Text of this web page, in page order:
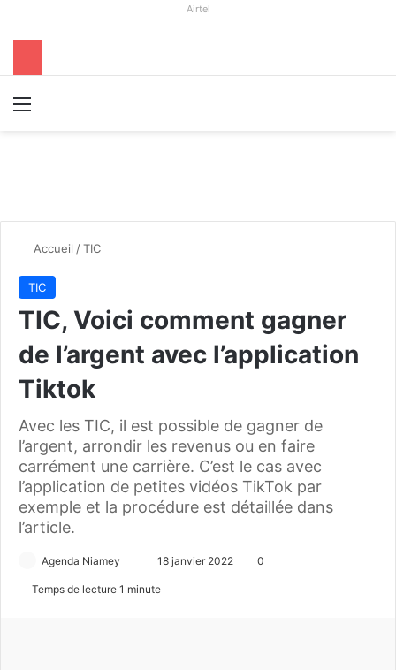
Airtel
Accueil /TIC
TIC
TIC, Voici comment gagner
de l’argent avec l’application
Tiktok
Avec les TIC, il est possible de gagner de
l’argent, arrondir les revenus ou en faire
carrément une carrière. C’est le cas avec
l’application de petites vidéos TikTok par
exemple et la procédure est détaillée dans
l’article.
Agenda Niamey
n
18 janvier 2022 0
Temps de lecture 1 minute